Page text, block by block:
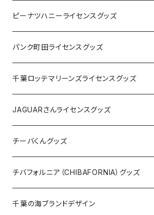
キャップ
ステッカー
缶バッジ
ホテルキーホルダー
ステッカー
缶バッジ
アクリルキーホルダー
ホテルキーホルダー
クリアファイル
Tシャツ
キャップ
ピーナツハニーライセンスグッズ
Tシャツ
キャップ
バッグ
ステッカー
缶バッジ
キーホルダー
パンク町田ライセンスグッズ
Tシャツ
キャップ
バッグ
ステッカー
缶バッジ
千葉ロッテマリーンズライセンスグッズ
ステッカー
ステッカー
ステッカー大
缶バッジ
缶バッジ32mm
缶バッジ54mm
エコバッグ
JAGUARさんコラボグッズ
JAGUARさんライセンスグッズ
Tシャツ
ステッカー
缶バッジ
チーバくんグッズ
Tシャツ
キャップ
チバフォルニア（CHIBAFORNIA）グッズ
Tシャツ
千葉の海ブランドデザイン